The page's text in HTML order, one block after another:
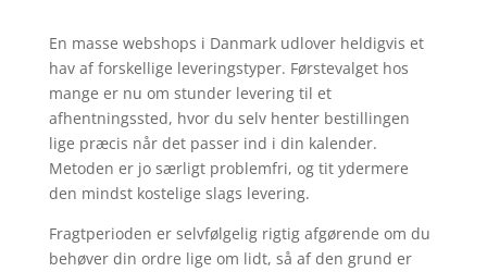
En masse webshops i Danmark udlover heldigvis et
hav af forskellige leveringstyper. Førstevalget hos
mange er nu om stunder levering til et
afhentningssted, hvor du selv henter bestillingen
lige præcis når det passer ind i din kalender.
Metoden er jo særligt problemfri, og tit ydermere
den mindst kostelige slags levering.
Fragtperioden er selvfølgelig rigtig afgørende om du
behøver din ordre lige om lidt, så af den grund er